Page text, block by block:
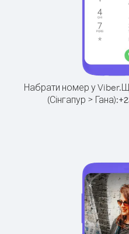
Набрати номер у Viber.
(Сінгапур > Гана):+